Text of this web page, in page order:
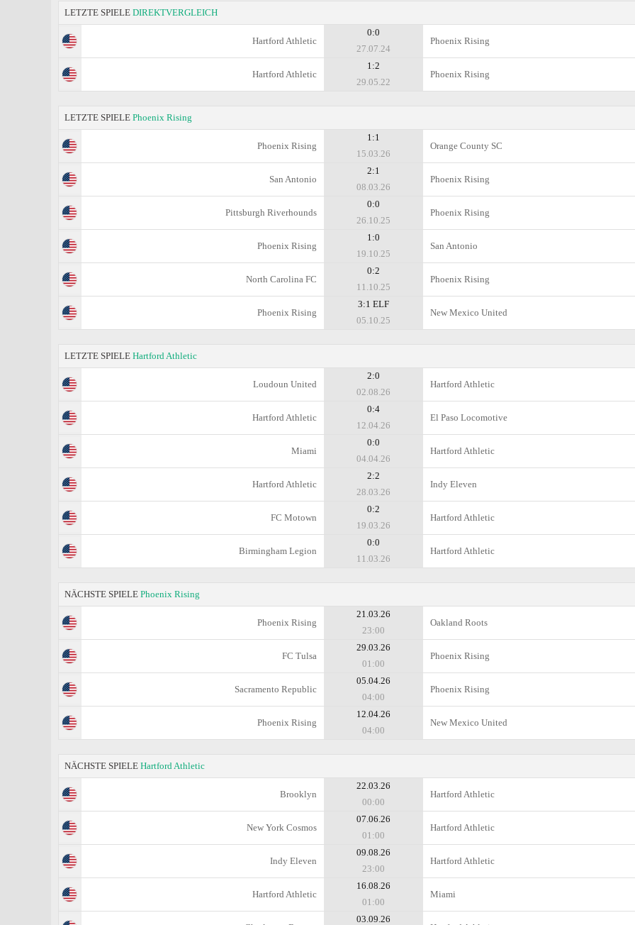
LETZTE SPIELE DIREKTVERGLEICH
Hartford Athletic
0:0
27.07.24
Phoenix Rising
Hartford Athletic
1:2
29.05.22
Phoenix Rising
LETZTE SPIELE Phoenix Rising
Phoenix Rising
1:1
15.03.26
Orange County SC
San Antonio
2:1
08.03.26
Phoenix Rising
Pittsburgh Riverhounds
0:0
26.10.25
Phoenix Rising
Phoenix Rising
1:0
19.10.25
San Antonio
North Carolina FC
0:2
11.10.25
Phoenix Rising
Phoenix Rising
3:1 ELF
05.10.25
New Mexico United
LETZTE SPIELE Hartford Athletic
Loudoun United
2:0
02.08.26
Hartford Athletic
Hartford Athletic
0:4
12.04.26
El Paso Locomotive
Miami
0:0
04.04.26
Hartford Athletic
Hartford Athletic
2:2
28.03.26
Indy Eleven
FC Motown
0:2
19.03.26
Hartford Athletic
Birmingham Legion
0:0
11.03.26
Hartford Athletic
NÄCHSTE SPIELE Phoenix Rising
Phoenix Rising
21.03.26
23:00
Oakland Roots
FC Tulsa
29.03.26
01:00
Phoenix Rising
Sacramento Republic
05.04.26
04:00
Phoenix Rising
Phoenix Rising
12.04.26
04:00
New Mexico United
NÄCHSTE SPIELE Hartford Athletic
Brooklyn
22.03.26
00:00
Hartford Athletic
New York Cosmos
07.06.26
01:00
Hartford Athletic
Indy Eleven
09.08.26
23:00
Hartford Athletic
Hartford Athletic
16.08.26
01:00
Miami
03.09.26